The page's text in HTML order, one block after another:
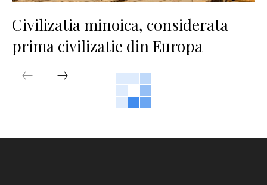
Civilizatia minoica, considerata
prima civilizatie din Europa